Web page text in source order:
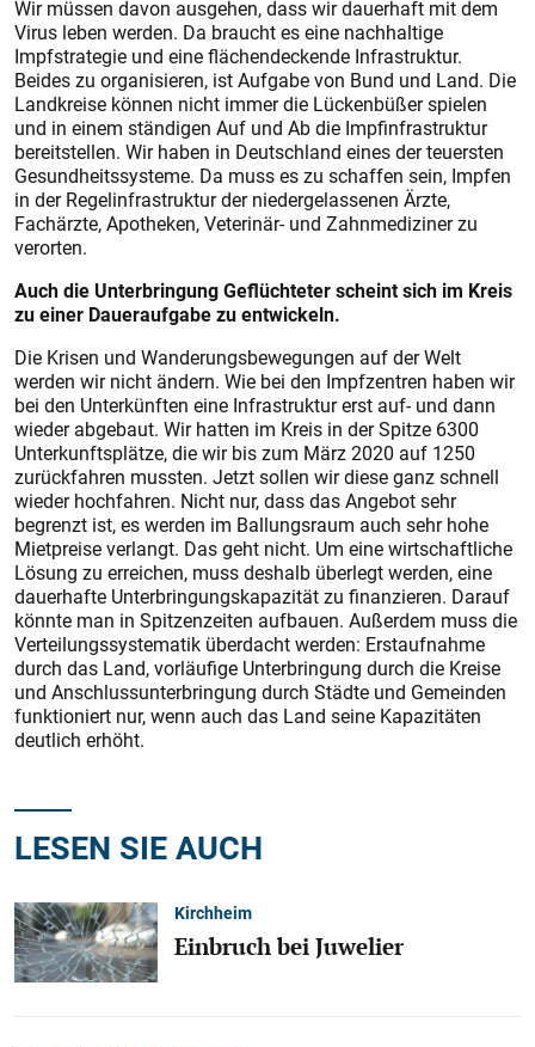
Wir müssen davon ausgehen, dass wir dauerhaft mit dem
Virus leben werden. Da braucht es eine nachhaltige
Impfstrategie und eine flächendeckende Infrastruktur.
Beides zu organisieren, ist Aufgabe von Bund und Land. Die
Landkreise können nicht immer die Lückenbüßer spielen
und in einem ständigen Auf und Ab die Impfinfrastruktur
bereitstellen. Wir haben in Deutschland eines der teuersten
Gesundheitssysteme. Da muss es zu schaffen sein, Impfen
in der Regelinfrastruktur der niedergelassenen Ärzte,
Fachärzte, Apotheken, Veterinär- und Zahnmediziner zu
verorten.
Auch die Unterbringung Geflüchteter scheint sich im Kreis
zu einer Daueraufgabe zu entwickeln.
Die Krisen und Wanderungsbewegungen auf der Welt
werden wir nicht ändern. Wie bei den Impfzentren haben wir
bei den Unterkünften eine Infrastruktur erst auf- und dann
wieder abgebaut. Wir hatten im Kreis in der Spitze 6300
Unterkunftsplätze, die wir bis zum März 2020 auf 1250
zurückfahren mussten. Jetzt sollen wir diese ganz schnell
wieder hochfahren. Nicht nur, dass das Angebot sehr
begrenzt ist, es werden im Ballungsraum auch sehr hohe
Mietpreise verlangt. Das geht nicht. Um eine wirtschaftliche
Lösung zu erreichen, muss deshalb überlegt werden, eine
dauerhafte Unterbringungskapazität zu finanzieren. Darauf
könnte man in Spitzenzeiten aufbauen. Außerdem muss die
Verteilungssystematik überdacht werden: Erstaufnahme
durch das Land, vorläufige Unterbringung durch die Kreise
und Anschlussunterbringung durch Städte und Gemeinden
funktioniert nur, wenn auch das Land seine Kapazitäten
deutlich erhöht.
LESEN SIE AUCH
Kirchheim
Einbruch bei Juwelier